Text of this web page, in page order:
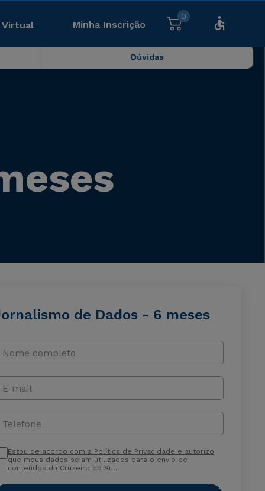
Virtual Minha Inscrição
0
Dúvidas
de Dados - 6 meses
Nome completo
E-mail
Telefone
Estou de acordo com a Política de Privacidade e autorizo
que meus dados sejam utilizados para o envio de
conteúdos da Cruzeiro do Sul.